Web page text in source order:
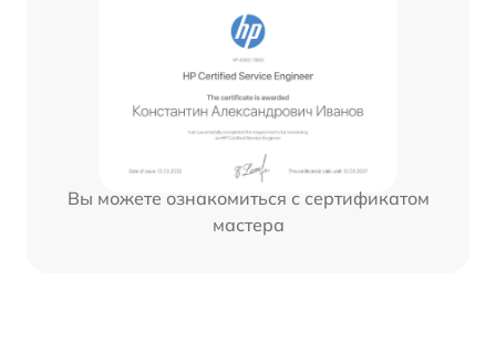
Вы можете ознакомиться с сертификатом
мастера